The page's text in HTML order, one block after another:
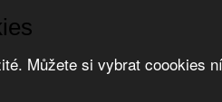
Můžete si vybrat coookies
na doplňující obsah